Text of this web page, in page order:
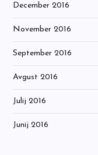
December 2016
November 2016
September 2016
Avgust 2016
Julij 2016
Junij 2016